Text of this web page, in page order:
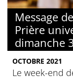
Message
Prière
dimanche
OCTOBRE 2021
Le week-end